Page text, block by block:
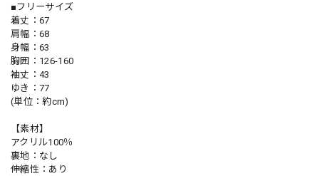
■フリーサイズ
着丈：67
肩幅：68
身幅：63
胸囲：126-160
袖丈：43
ゆき：77
(単位：約cm)
【素材】
アクリル100％
裏地：なし
伸縮性：あり